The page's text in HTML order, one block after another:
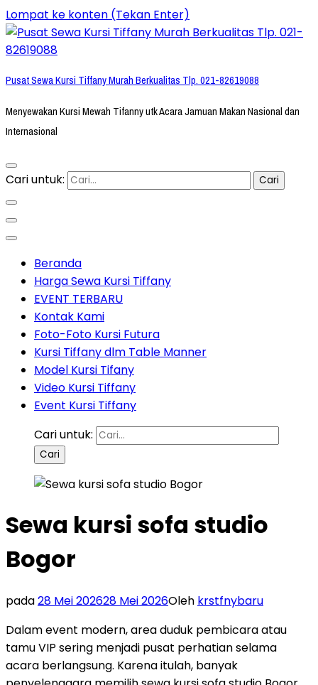
Lompat ke konten (Tekan Enter)
Pusat Sewa Kursi Tiffany Murah Berkualitas Tlp. 021-82619088
Menyewakan Kursi Mewah Tifanny utk Acara Jamuan Makan Nasional dan
Internasional
Cari untuk:
Beranda
Harga Sewa Kursi Tiffany
EVENT TERBARU
Kontak Kami
Foto-Foto Kursi Futura
Kursi Tiffany dlm Table Manner
Model Kursi Tifany
Video Kursi Tiffany
Event Kursi Tiffany
Cari untuk:
Sewa kursi sofa studio
Bogor
pada28 Mei 202628 Mei 2026Oleh krstfnybaru
Dalam event modern, area duduk pembicara atau
tamu VIP sering menjadi pusat perhatian selama
acara berlangsung. Karena itulah, banyak